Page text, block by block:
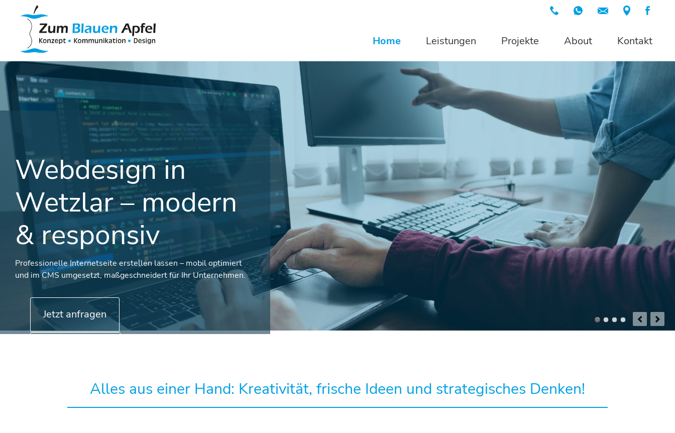
Navigation
Home Leistungen Projekte About Kontakt
Webdesign in
Wetzlar – modern
& responsiv
Professionelle Internetseite erstellen lassen – mobil optimiert
und im CMS umgesetzt, maßgeschneidert für Ihr Unternehmen.
Jetzt anfragenWebdesign
CI & Grafikdesign
Onlineshop
Seo
Alles aus einer Hand: Kreativität, frische Ideen und strategisches Denken!